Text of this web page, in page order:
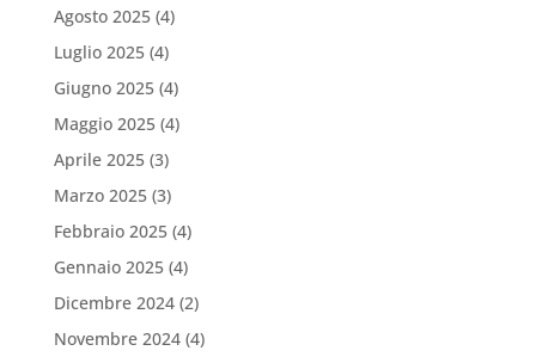
Agosto 2025(4)
Luglio 2025(4)
Giugno 2025(4)
Maggio 2025(4)
Aprile 2025(3)
Marzo 2025(3)
Febbraio 2025(4)
Gennaio 2025(4)
Dicembre 2024(2)
Novembre 2024(4)